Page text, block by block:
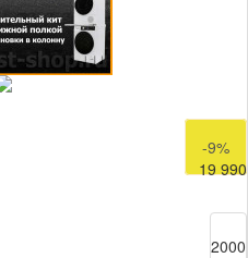
21 990
-9%
19 990
2000